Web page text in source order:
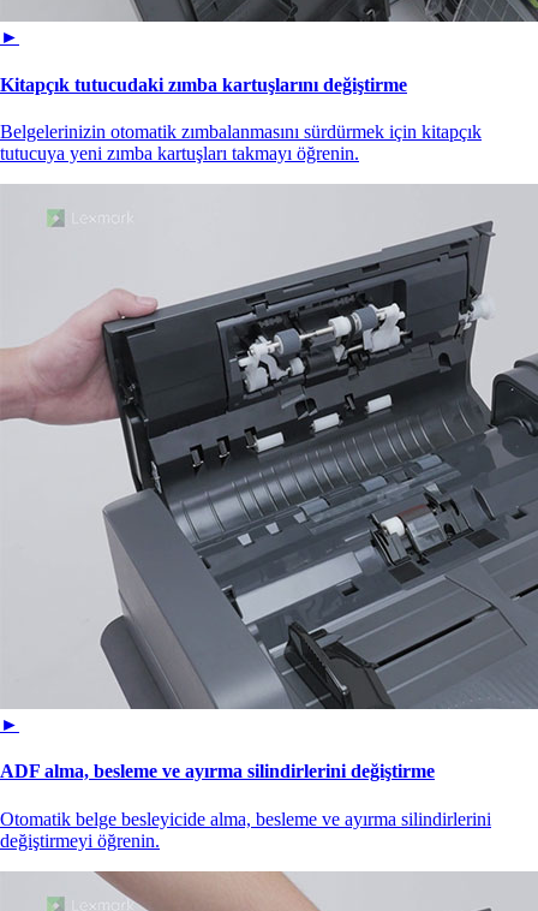
►
Kitapçık tutucudaki zımba kartuşlarını değiştirme
Belgelerinizin otomatik zımbalanmasını sürdürmek için kitapçık
tutucuya yeni zımba kartuşları takmayı öğrenin.
►
ADF alma, besleme ve ayırma silindirlerini değiştirme
Otomatik belge besleyicide alma, besleme ve ayırma silindirlerini
değiştirmeyi öğrenin.